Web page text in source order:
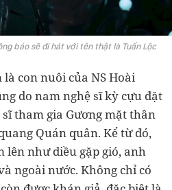
báo sẽ đi hát với tên thật là Tuấn Lộc
con nuôi của NS Hoài
do nam nghệ sĩ kỳ cựu đặt
tham gia Gương mặt thân
Quán quân. Kể từ đó,
lên như diều gặp gió, anh
ngoài nước. Không chỉ có